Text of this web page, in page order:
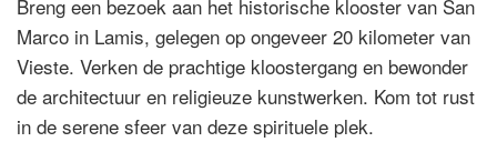
Breng een bezoek aan het historische klooster van San
Marco in Lamis, gelegen op ongeveer 20 kilometer van
Vieste. Verken de prachtige kloostergang en bewonder
de architectuur en religieuze kunstwerken. Kom tot rust
in de serene sfeer van deze spirituele plek.